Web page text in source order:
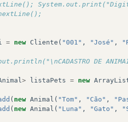
= new Cliente ( "001" , "José" ,
DE
> listaPets = new
( new Animal ( "Tom" , "Cão" ,
( new Animal ( "Luna" , "Gato" ,